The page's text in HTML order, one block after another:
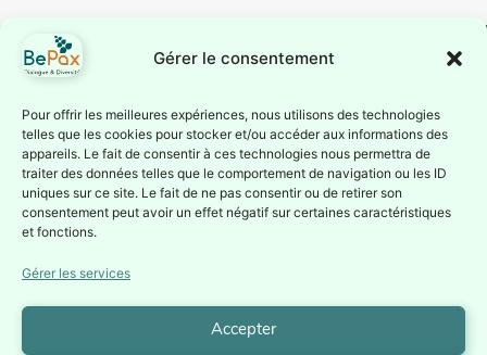
Gérer le consentement
Pour offrir les meilleures expériences, nous utilisons des technologies
telles que les cookies pour stocker et/ou accéder aux informations des
appareils. Le fait de consentir à ces technologies nous permettra de
traiter des données telles que le comportement de navigation ou les ID
uniques sur ce site. Le fait de ne pas consentir ou de retirer son
consentement peut avoir un effet négatif sur certaines caractéristiques
et fonctions.
Gérer les services
Accepter
prévisibles qui sont
autant de...
Suivez-nous
Inscrivez-vous à notre
newsletter ou suivez nous
sur nos réseaux sociaux
Newsletter
BePax est reconnue
comme association
d’éducation
permanente par la
Fédération Wallonie-